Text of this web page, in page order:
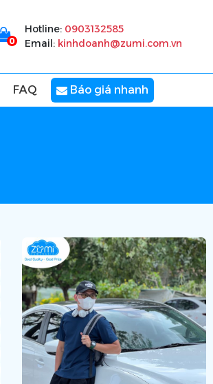
0
Hotline: 0903132585
Email: kinhdoanh@zumi.com.vn
FAQ Báo giá nhanh